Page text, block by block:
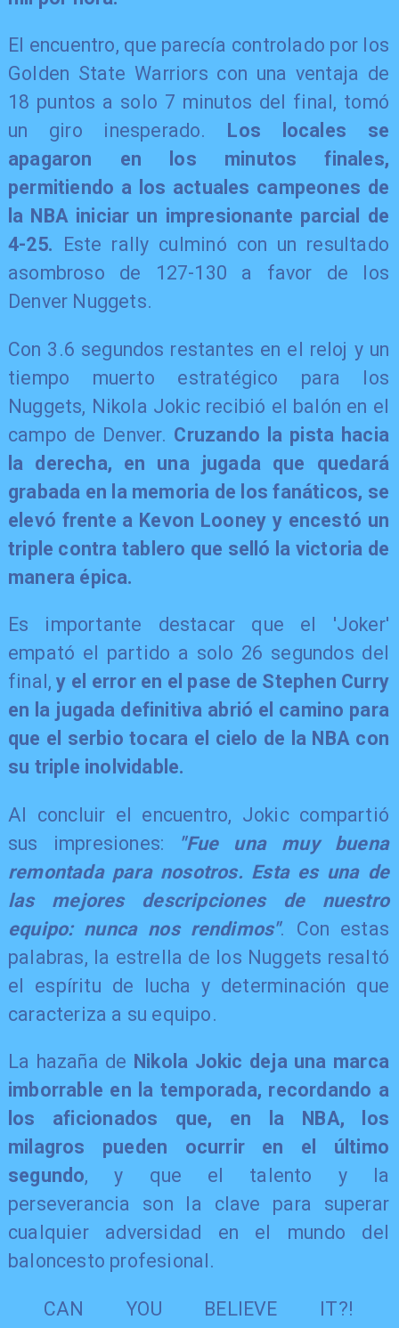
El encuentro, que parecía controlado por los
Golden State Warriors con una ventaja de
18 puntos a solo 7 minutos del final, tomó
un giro inesperado. Los locales se
apagaron en los minutos finales,
permitiendo a los actuales campeones de
la NBA iniciar un impresionante parcial de
4-25. Este rally culminó con un resultado
asombroso de 127-130 a favor de los
Denver Nuggets.
Con 3.6 segundos restantes en el reloj y un
tiempo muerto estratégico para los
Nuggets, Nikola Jokic recibió el balón en el
campo de Denver. Cruzando la pista hacia
la derecha, en una jugada que quedará
grabada en la memoria de los fanáticos, se
elevó frente a Kevon Looney y encestó un
triple contra tablero que selló la victoria de
manera épica.
Es importante destacar que el 'Joker'
empató el partido a solo 26 segundos del
final,y el error en el pase de Stephen Curry
en la jugada definitiva abrió el camino para
que el serbio tocara el cielo de la NBA con
su triple inolvidable.
Al concluir el encuentro, Jokic compartió
sus impresiones: "Fue una muy buena
remontada para nosotros. Esta es una de
las mejores descripciones de nuestro
equipo: nunca nos rendimos". Con estas
palabras, la estrella de los Nuggets resaltó
el espíritu de lucha y determinación que
caracteriza a su equipo.
La hazaña de Nikola Jokic deja una marca
imborrable en la temporada, recordando a
los aficionados que, en la NBA, los
milagros pueden ocurrir en el último
segundo, y que el talento y la
perseverancia son la clave para superar
cualquier adversidad en el mundo del
baloncesto profesional.
CAN YOU BELIEVE IT?!